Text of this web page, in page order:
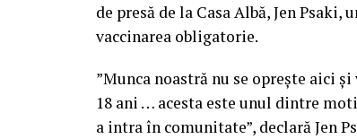
de presă de la Casa Albă, Jen
vaccinarea obligatorie.
”Munca noastră nu se oprește aici
18 ani … acesta este unul dintre
a intra în comunitate”, declară Jen